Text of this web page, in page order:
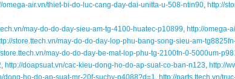
omega-air.vn/thiet-bi-do-luc-cang-day-dai-unitta-u-508-ntin90, http://
may-do-do-day-sieu-am-tg-4100-huatec-p10899, http://omega-
store.ttech.vn/may-do-do-day-lop-phu-bang-song-sieu-am-
store.ttech.vn/may-do-do-day-be-mat-lop-phu-tg-2100fn-0-5000um-
, http://doapsuat.vn/cac-kieu-dong-ho-do-ap-suat-co-ban-n123, http://
dong-ho-do-ap-suat-mr-20f-suchy-p4088?d=1, http://parts.ttech.vn/